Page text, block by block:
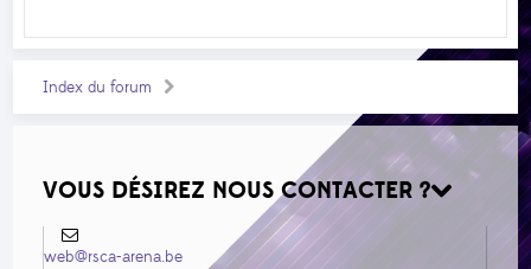
Index du forum
VOUS DÉSIREZ NOUS CONTACTER ?
web@rsca-arena.be